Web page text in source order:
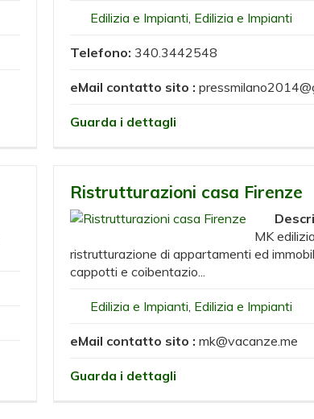
Edilizia e Impianti Edilizia e Impianti
Telefono: 340.3442548
eMail contatto sito :
Guarda i dettagli
Ristrutturazioni casa Firenze
MK
ristrutturazione di appartamenti ed
cappotti e coibentazio...
Edilizia e Impianti Edilizia e Impianti
eMail contatto sito : mk@vacanze.me
Guarda i dettagli